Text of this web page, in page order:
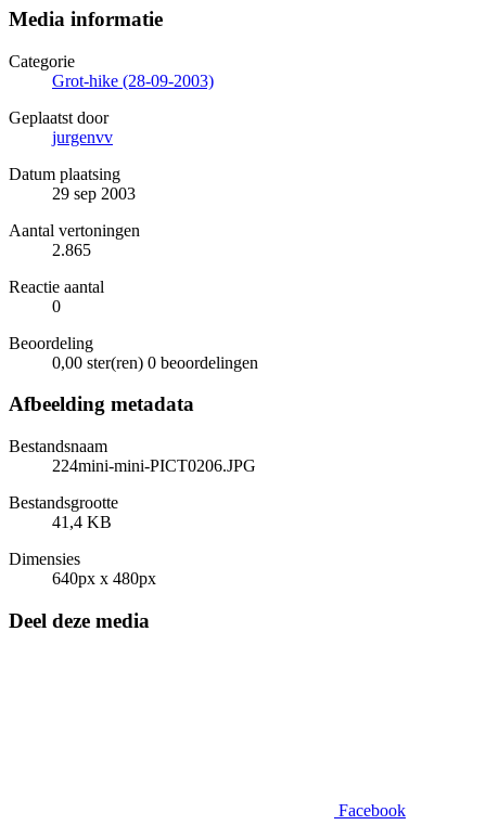
Media informatie
Categorie
Grot-hike (28-09-2003)
Geplaatst door
jurgenvv
Datum plaatsing
29 sep 2003
Aantal vertoningen
2.865
Reactie aantal
0
Beoordeling
0,00 ster(ren) 0 beoordelingen
Afbeelding metadata
Bestandsnaam
224mini-mini-PICT0206.JPG
Bestandsgrootte
41,4 KB
Dimensies
640px x 480px
Deel deze media
Facebook